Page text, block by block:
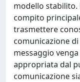
modello stabilito.
compito
trasmettere
comunicazione
messaggio
appropriata dal
comunicazione